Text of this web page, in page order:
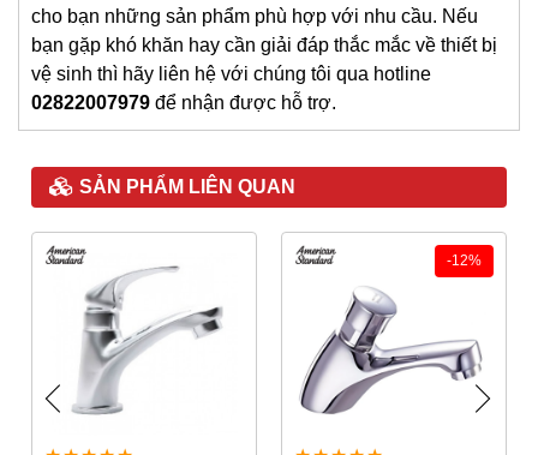
cho bạn những sản phẩm phù hợp với nhu cầu. Nếu
bạn gặp khó khăn hay cần giải đáp thắc mắc về thiết bị
vệ sinh thì hãy liên hệ với chúng tôi qua hotline
02822007979 để nhận được hỗ trợ.
SẢN PHẨM LIÊN QUAN
-12%